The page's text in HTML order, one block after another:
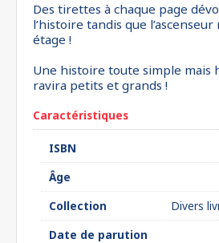
Des tirettes à chaque page
l’histoire tandis que
étage !
Une histoire toute simple mais
ravira petits et grands !
Caractéristiques
ISBN
Âge
Collection
Divers
Date de parution